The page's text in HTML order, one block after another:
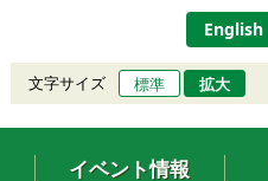
English
文字サイズ 標準 拡大
イベント情報